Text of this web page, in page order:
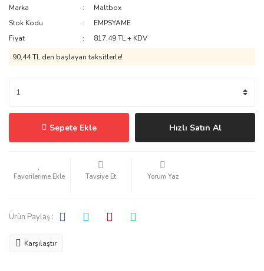
Marka
Maltbox
Stok Kodu
EMPSYAME
Fiyat
817,49 TL + KDV
90,44 TL den başlayan taksitlerle!
Sepete Ekle Hızlı Satın Al
Tavsiye Et Yorum Yaz
Ürün Paylaş :
Karşılaştır